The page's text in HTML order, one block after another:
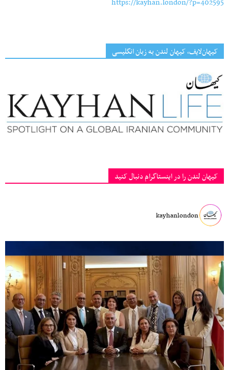
کیهان‌لایف، کیهان لندن به زبان انگلیسی
کیهان لندن را در اینستاگرام دنبال کنید
kayhanlondon